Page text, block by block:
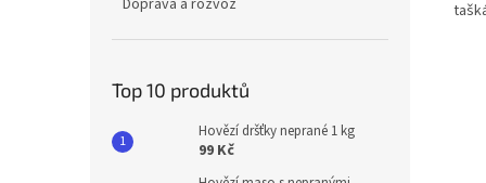
Doprava a rozvoz
Top 10 produktů
Hovězí dršťky neprané 1 kg
99 Kč